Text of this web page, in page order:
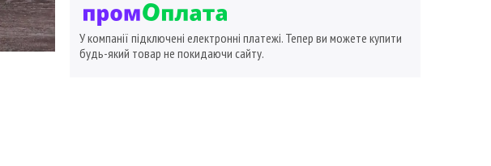
У компанії підключені електронні платежі. Тепер ви можете купити
будь-який товар не покидаючи сайту.